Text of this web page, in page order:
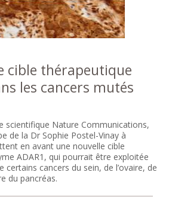
cible thérapeutique
les cancers mutés
scientifique Nature Communications,
de la Dr Sophie Postel-Vinay à
en avant une nouvelle cible
ADAR1, qui pourrait être exploitée
cancers du sein, de l’ovaire, de
du pancréas.